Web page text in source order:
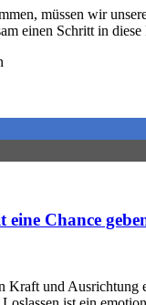
müssen wir
einen Schritt in
Chance
Kraft und